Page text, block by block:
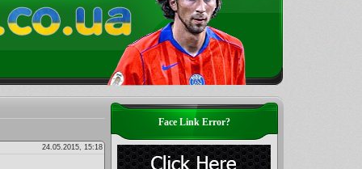
24.05.2015, 15:18
Face Link Error?